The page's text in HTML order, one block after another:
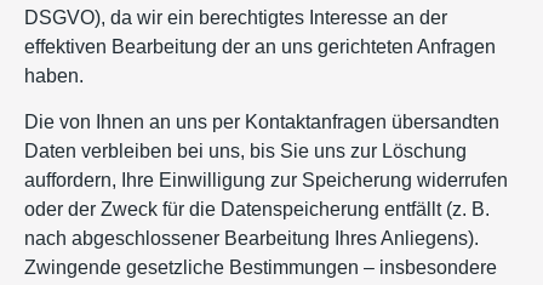
DSGVO), da wir ein berechtigtes Interesse an der
effektiven Bearbeitung der an uns gerichteten Anfragen
haben.
Die von Ihnen an uns per Kontaktanfragen übersandten
Daten verbleiben bei uns, bis Sie uns zur Löschung
auffordern, Ihre Einwilligung zur Speicherung widerrufen
oder der Zweck für die Datenspeicherung entfällt (z. B.
nach abgeschlossener Bearbeitung Ihres Anliegens).
Zwingende gesetzliche Bestimmungen – insbesondere